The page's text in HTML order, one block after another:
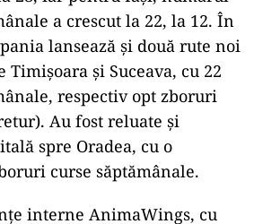
a crescut la 22, la 12. În
lansează și două rute noi
Timișoara și Suceava, cu 22
respectiv opt zboruri
Au fost reluate și
spre Oradea, cu o
curse săptămânale.
interne AnimaWings, cu